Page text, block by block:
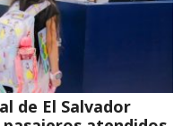
de El Salvador